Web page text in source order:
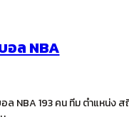
อล NBA
NBA 193 คน ทีม ตำแหน่ง ส